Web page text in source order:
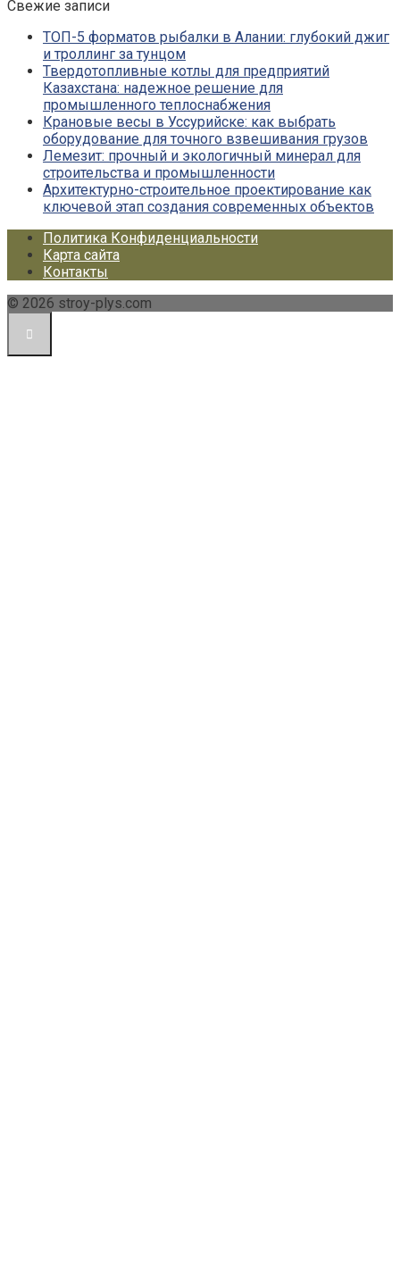
Свежие записи
ТОП-5 форматов рыбалки в Алании: глубокий джиг
и троллинг за тунцом
Твердотопливные котлы для предприятий
Казахстана: надежное решение для
промышленного теплоснабжения
Крановые весы в Уссурийске: как выбрать
оборудование для точного взвешивания грузов
Лемезит: прочный и экологичный минерал для
строительства и промышленности
Архитектурно-строительное проектирование как
ключевой этап создания современных объектов
Политика Конфиденциальности
Карта сайта
Контакты
© 2026 stroy-plys.com